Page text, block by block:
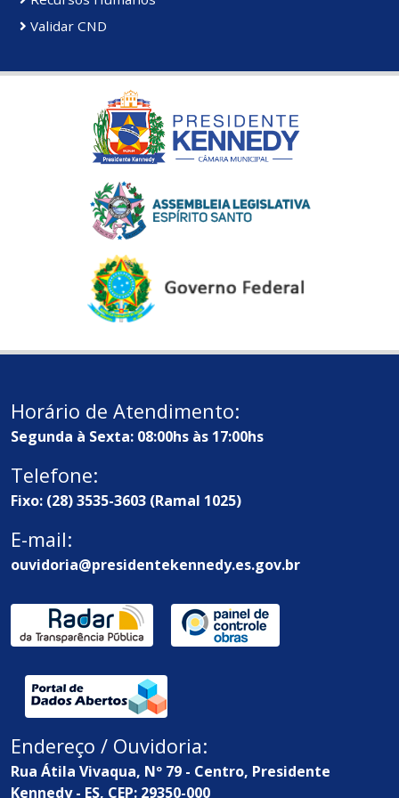
Validar CND
Horário de Atendimento:
Segunda à Sexta: 08:00hs às 17:00hs
Telefone:
Fixo: (28) 3535-3603 (Ramal 1025)
E-mail:
ouvidoria@presidentekennedy.es.gov.br
Endereço / Ouvidoria:
Rua Átila Vivaqua, Nº 79 - Centro, Presidente
Kennedy - ES, CEP: 29350-000